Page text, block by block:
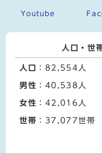
Youtube
人口・世
人口 ：82,554人
男性 ：40,538人
女性 ：42,016人
世帯 ：37,077世帯